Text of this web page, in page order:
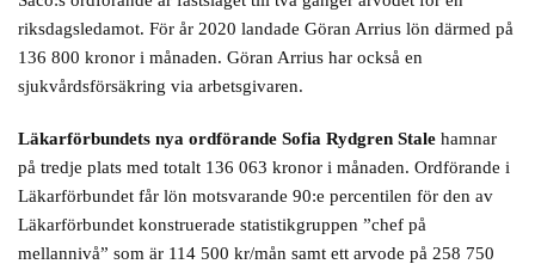
riksdagsledamot. För år 2020 landade Göran Arrius lön därmed på
136 800 kronor i månaden. Göran Arrius har också en
sjukvårdsförsäkring via arbetsgivaren.
Läkarförbundets nya ordförande Sofia Rydgren Stale hamnar
på tredje plats med totalt 136 063 kronor i månaden. Ordförande i
Läkarförbundet får lön motsvarande 90:e percentilen för den av
Läkarförbundet konstruerade statistikgruppen ”chef på
mellannivå” som är 114 500 kr/mån samt ett arvode på 258 750